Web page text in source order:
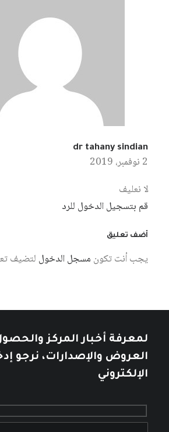
dr tahany sindian
2 نوفمبر، 2019
لا نعليف
قم بتسجيل الدخول للرد
أضف تعليق
يجب أنت تكون مسجل الدخول لتضيف
لمعرفة أخبار المركز
العروض والإصدارات، نرجو
الإلكتروني